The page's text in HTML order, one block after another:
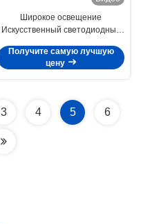
Широкое освещение
Искусственный светодиодный
Долговечное освещение
Получите самую лучшую
цену
3 4 5 6